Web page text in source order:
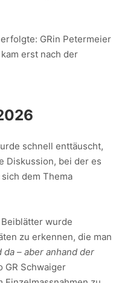
erfolgte: GRin Petermeier
erst nach der
schnell enttäuscht,
Diskussion, bei der es
dem Thema
wurde
zu erkennen, die man
da – aber anhand der
GR Schwaiger